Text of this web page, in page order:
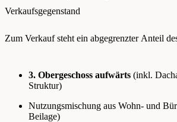
Verkaufsgegenstand
Zum Verkauf steht ein abgegrenzter Anteil
3. Obergeschoss aufwärts (inkl.
Struktur)
Nutzungsmischung aus Wohn- und
Beilage)